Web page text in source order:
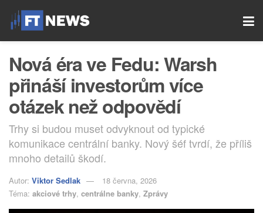
Nová éra ve Fedu: Warsh
přináší investorům více
otázek než odpovědí
Trhy si budou muset odvyknout od typické
komunikace centrální banky. Nový šéf tvrdí, že příliš
mnoho detailů škodí.
Autor: Viktor Sedlak
18 června, 2026
Téma: akciové trhy, centrálne banky, Zprávy